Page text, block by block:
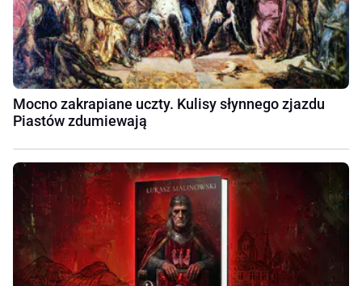
Mocno zakrapiane uczty. Kulisy słynnego zjazdu
Piastów zdumiewają